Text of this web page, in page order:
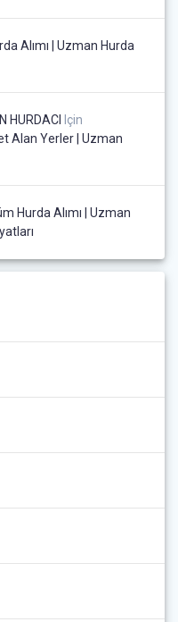
Alımı | Uzman Hurda
HURDACI
Için
Alan Yerler | Uzman
Hurda Alımı | Uzman